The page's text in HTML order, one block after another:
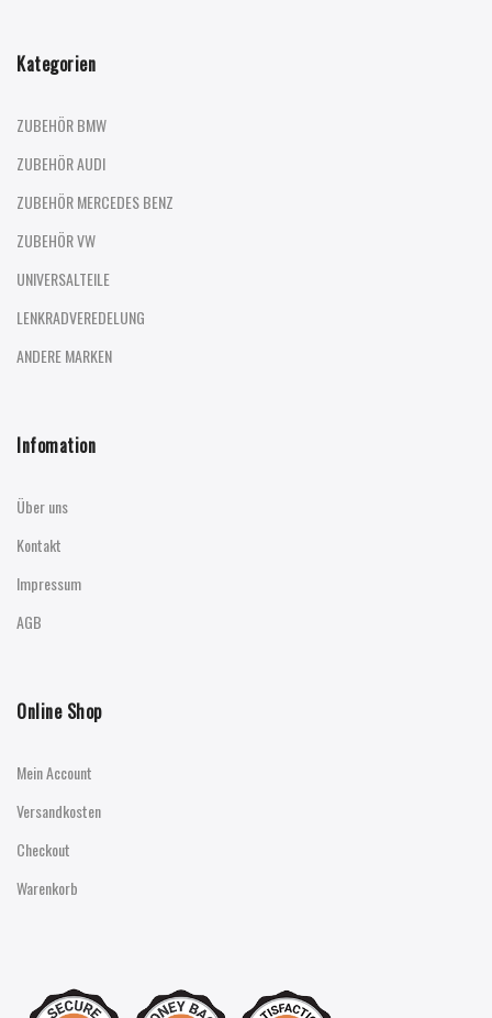
Kategorien
ZUBEHÖR BMW
ZUBEHÖR AUDI
ZUBEHÖR MERCEDES BENZ
ZUBEHÖR VW
UNIVERSALTEILE
LENKRADVEREDELUNG
ANDERE MARKEN
Infomation
Über uns
Kontakt
Impressum
AGB
Online Shop
Mein Account
Versandkosten
Checkout
Warenkorb